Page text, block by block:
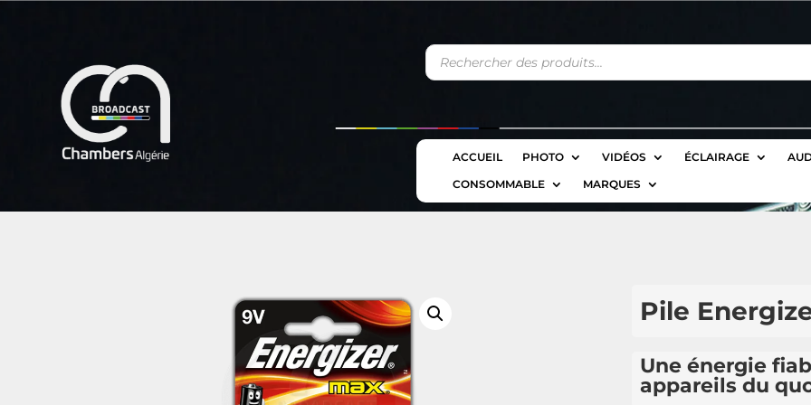
Recherche
de
produits
ACCUEIL PHOTO VIDÉOS ÉCLAIRAGE
CONSOMMABLE
MARQUES
Pile
Une énergie
appareils du